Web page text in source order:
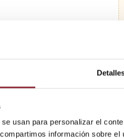
usan para personalizar el
información sobre